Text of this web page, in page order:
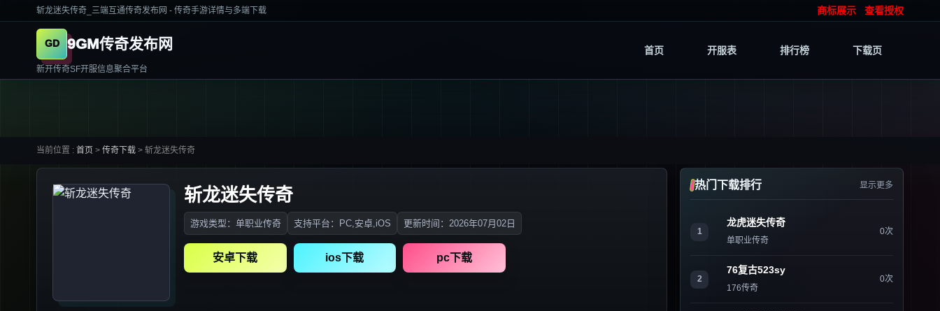
斩龙迷失传奇_三端互通传奇发布网 - 传奇手游详情与多端下载 商标展示 查看授权
9GM传奇发布网
新开传奇SF开服信息聚合平台
首页 开服表 排行榜 下载页
当前位置 : 首页 > 传奇下载 > 斩龙迷失传奇
斩龙迷失传奇
游戏类型：单职业传奇 支持平台：PC,安卓,iOS 更新时间：2026年07月02日
安卓下载 ios下载 pc下载
热门下载排行 显示更多
1
龙虎迷失传奇
单职业传奇
0次
2
76复古523sy
176传奇
0次